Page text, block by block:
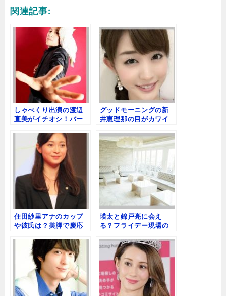
e c
e
b
o
o
k
e c
k
e
t
関連記事:
しゃべくり出演の渡辺
直美がイチオシ！バー
グッドモーニングの新
井恵理那の目がカワイ
像
住田紗里アナのカップ
や彼氏は？美脚で慶応
場？
瑛太と錦戸亮に会え
る？フライデー現場の
場所！